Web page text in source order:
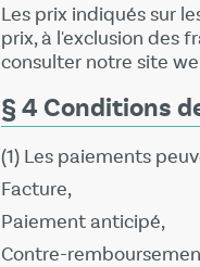
Les prix indiqués sur
prix, à l'exclusion des
consulter notre site
§ 4 Conditions
(1) Les paiements
Facture,
Paiement anticipé,
Contre-